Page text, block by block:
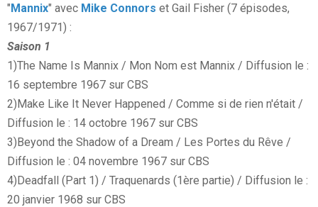
"Mannix" avec Mike Connors et Gail Fisher (7 épisodes,
1967/1971) :
Saison 1
1)The Name Is Mannix / Mon Nom est Mannix / Diffusion le :
16 septembre 1967 sur CBS
2)Make Like It Never Happened / Comme si de rien n'était /
Diffusion le : 14 octobre 1967 sur CBS
3)Beyond the Shadow of a Dream / Les Portes du Rêve /
Diffusion le : 04 novembre 1967 sur CBS
4)Deadfall (Part 1) / Traquenards (1ère partie) / Diffusion le :
20 janvier 1968 sur CBS